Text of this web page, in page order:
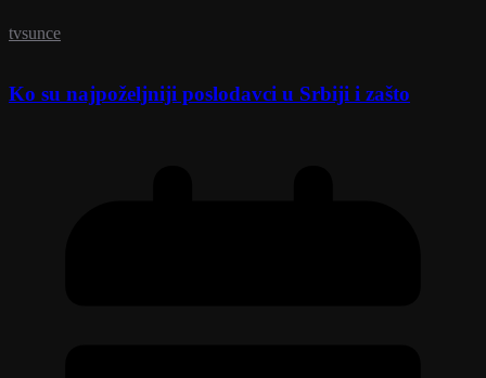
tvsunce
Ko su najpoželjniji poslodavci u Srbiji i zašto